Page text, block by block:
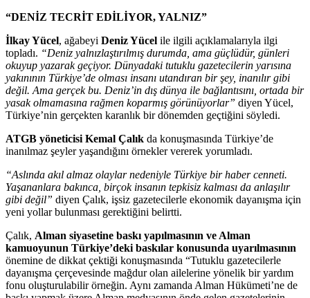
“DENİZ TECRİT EDİLİYOR, YALNIZ”
İlkay Yücel, ağabeyi Deniz Yücel ile ilgili açıklamalarıyla ilgi
topladı. “Deniz yalnızlaştırılmış durumda, ama güçlüdür, günleri
okuyup yazarak geçiyor. Dünyadaki tutuklu gazetecilerin yarısına
yakınının Türkiye’de olması insanı utandıran bir şey, inanılır gibi
değil. Ama gerçek bu. Deniz’in dış dünya ile bağlantısını, ortada bir
yasak olmamasına rağmen koparmış görünüyorlar” diyen Yücel,
Türkiye’nin gerçekten karanlık bir dönemden geçtiğini söyledi.
ATGB yöneticisi Kemal Çalık da konuşmasında Türkiye’de
inanılmaz şeyler yaşandığını örnekler vererek yorumladı.
“Aslında akıl almaz olaylar nedeniyle Türkiye bir haber cenneti.
Yaşananlara bakınca, birçok insanın tepkisiz kalması da anlaşılır
gibi değil” diyen Çalık, işsiz gazetecilerle ekonomik dayanışma için
yeni yollar bulunması gerektiğini belirtti.
Çalık, Alman siyasetine baskı yapılmasının ve Alman
kamuoyunun Türkiye’deki baskılar konusunda uyarılmasının
önemine de dikkat çektiği konuşmasında “Tutuklu gazetecilerle
dayanışma çerçevesinde mağdur olan ailelerine yönelik bir yardım
fonu oluşturulabilir örneğin. Aynı zamanda Alman Hükümeti’ne de